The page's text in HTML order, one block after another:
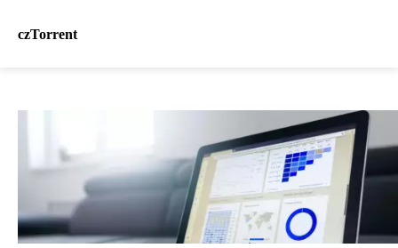
czTorrent